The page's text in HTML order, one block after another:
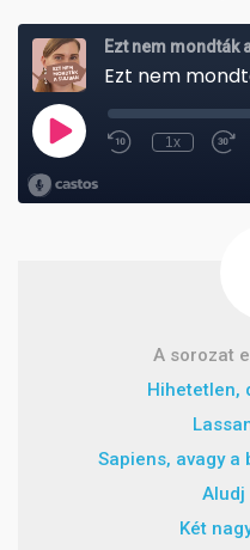
A sorozat
Hihetetlen,
Sapiens, avagy a
Aludj
Két